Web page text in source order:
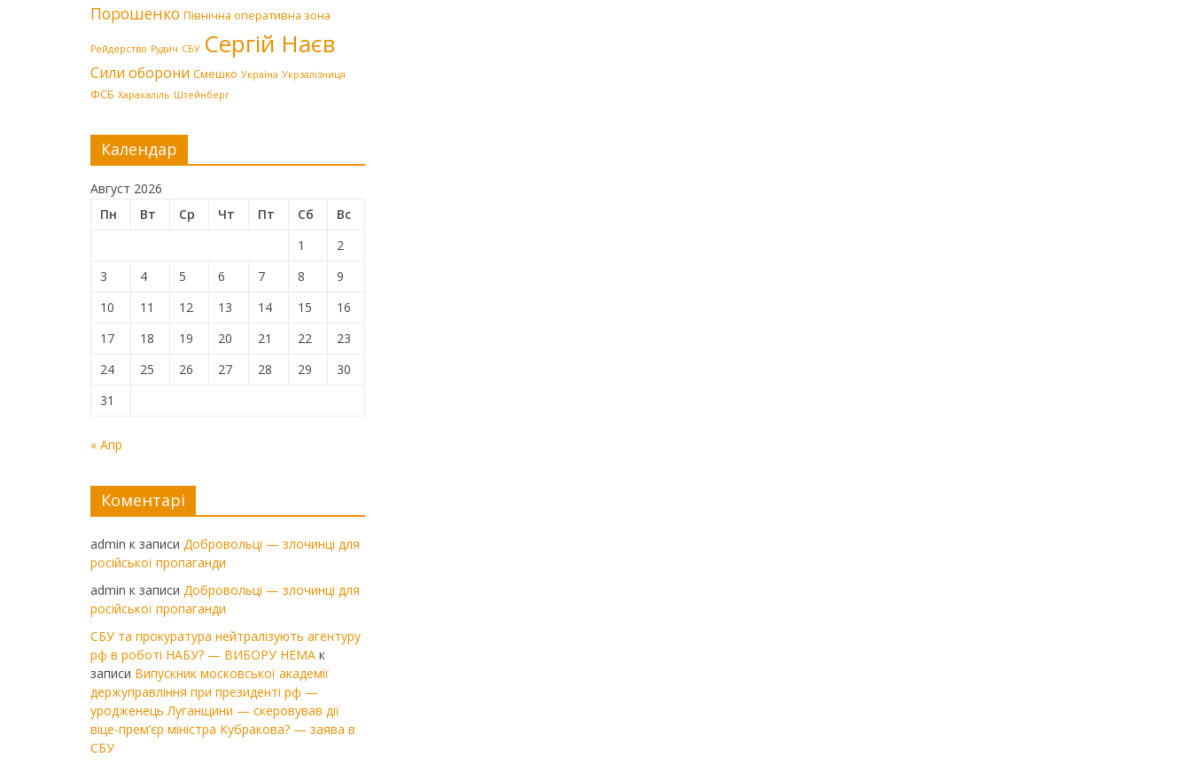
Порошенко Північна оперативна зона
Рейдерство Рудич СБУ Сергій Наєв
Сили оборони Смешко Україна Укрзалізниця
ФСБ Харахаліль Штейнберг
Календар
Август 2026
Пн
Вт Ср Чт Пт Сб
Вс
1
2
3
4 5 6 7 8
9
10
11 12 13 14 15
16
17
18 19 20 21 22
23
24
25 26 27 28 29
30
31
« Апр
Коментарі
admin к записи Добровольці — злочинці для
російської пропаганди
admin к записи Добровольці — злочинці для
російської пропаганди
СБУ та прокуратура нейтралізують агентуру
рф в роботі НАБУ? — ВИБОРУ НЕМА к
записи Випускник московської академії
держуправління при президенті рф —
уродженець Луганщини — скеровував дії
віце-прем’єр міністра Кубракова? — заява в
СБУ